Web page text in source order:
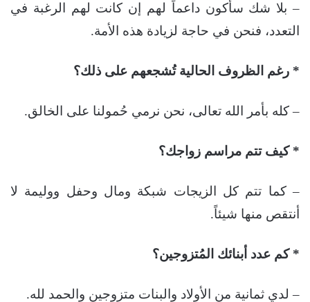
– بلا شك سأكون داعماً لهم إن كانت لهم الرغبة في
التعدد، فنحن في حاجة لزيادة هذه الأمة.
* رغم الظروف الحالية تُشجعهم على ذلك؟
– كله بأمر الله تعالى، نحن نرمي حُمولنا على الخالق.
* كيف تتم مراسم زواجك؟
– كما تتم كل الزيجات شبكة ومال وحفل ووليمة لا
أنتقص منها شيئاً.
* كم عدد أبنائك المُتزوجين؟
– لدي ثمانية من الأولاد والبنات متزوجين والحمد لله.